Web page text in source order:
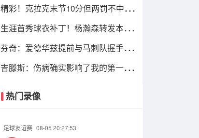
精彩！克拉克末节10分但两罚不中遭
生涯首秀球衣补丁！杨瀚森转发本人
芬奇：爱德华兹提前与马刺队握手容
吉滕斯：伤病确实影响了我的第一个
热门录像
足球友谊赛 08-05 20:27:53